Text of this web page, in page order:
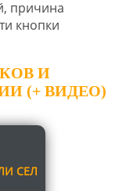
причина
кнопки
И
(+ ВИДЕО)
СЕЛ